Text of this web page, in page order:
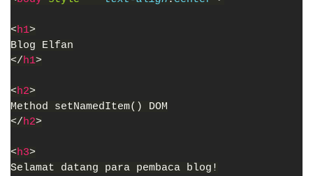
<h1>
Blog Elfan
</h1>
<h2>
Method setNamedItem() DOM
</h2>
<h3>
Selamat datang para pembaca blog!